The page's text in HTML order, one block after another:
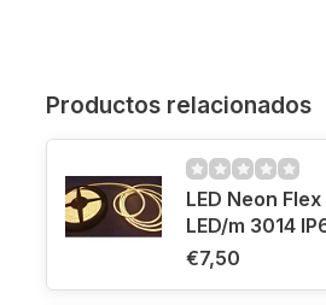
Productos relacionados
LED Neon
LED/m 3014
€7,50